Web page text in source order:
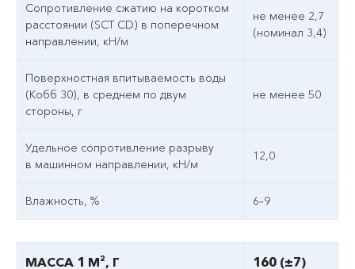
Сопротивление сжатию на коротком
расстоянии (SCT CD) в поперечном
направлении, кН/м
не менее 2,7
(номинал 3,4)
Поверхностная впитываемость воды
(Кобб 30), в среднем по двум
стороны, г
не менее 50
Удельное сопротивление разрыву
в машинном направлении, кН/м
12,0
Влажность, % 6–9
МАССА 1 М², Г 160 (±7)